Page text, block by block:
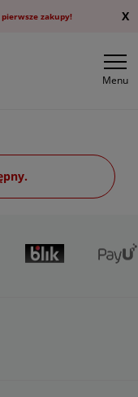
zakupy! X
Menu